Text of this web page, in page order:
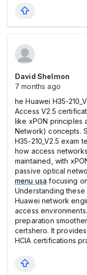
David Shelmon
7 months ago
he Huawei H35-
Access V2.5
like xPON principles
Network) concepts.
H35-210_V2.5 exam
how access
maintained, with
passive optical
menu usa focusing
Understanding
Huawei network
access
preparation
certshero. It
HCIA certifications